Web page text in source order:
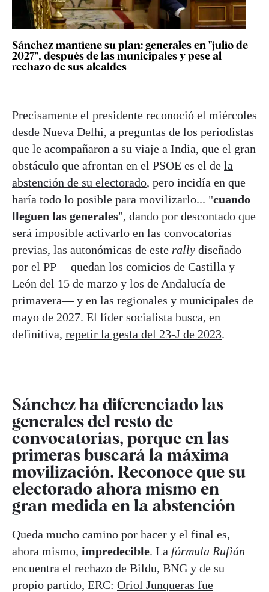
Sánchez mantiene su plan: generales en "julio de
2027", después de las municipales y pese al
rechazo de sus alcaldes
Precisamente el presidente reconoció el miércoles
desde Nueva Delhi, a preguntas de los periodistas
que le acompañaron a su viaje a India, que el gran
obstáculo que afrontan en el PSOE es el de la
abstención de su electorado, pero incidía en que
haría todo lo posible para movilizarlo... "cuando
lleguen las generales", dando por descontado que
será imposible activarlo en las convocatorias
previas, las autonómicas de este rally diseñado
por el PP —quedan los comicios de Castilla y
León del 15 de marzo y los de Andalucía de
primavera— y en las regionales y municipales de
mayo de 2027. El líder socialista busca, en
definitiva, repetir la gesta del 23-J de 2023.
Sánchez ha diferenciado las
generales del resto de
convocatorias, porque en las
primeras buscará la máxima
movilización. Reconoce que su
electorado ahora mismo en
gran medida en la abstención
Queda mucho camino por hacer y el final es,
ahora mismo, impredecible. La fórmula Rufián
encuentra el rechazo de Bildu, BNG y de su
propio partido, ERC: Oriol Junqueras fue